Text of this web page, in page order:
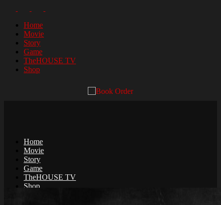
Home
Movie
Story
Game
TheHOUSE TV
Shop
Home
Movie
Story
Game
TheHOUSE TV
Shop